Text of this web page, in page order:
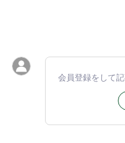
会員登録をして